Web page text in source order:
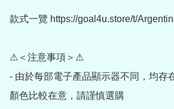
款式一覽 https://goal4u.store/t/
⚠＜注意事項＞⚠
- 由於每部電子產品顯示器不同，均存
顏色比較在意，請謹慎選購